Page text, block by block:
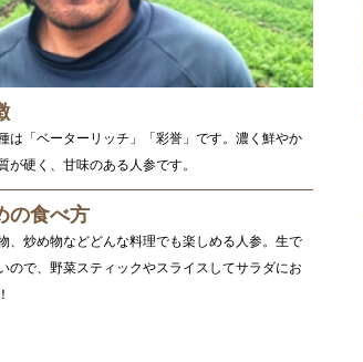
は「ベーターリッチ」「彩誉」です。濃く鮮やか
が硬く、甘味のある人参です。
の食べ方
、炒め物などどんな料理でも楽しめる人参。生で
ので、野菜スティックやスライスしてサラダにお